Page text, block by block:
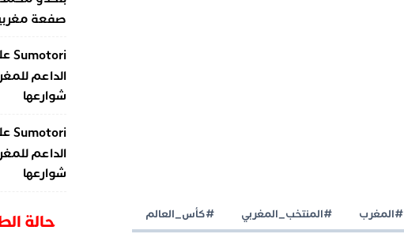
#المغرب #المنتخب_المغربي #كأس_العالم
صفعة
Sumotori
الداعم
شوارعها
Sumotori
الداعم
شوارعها
حالة